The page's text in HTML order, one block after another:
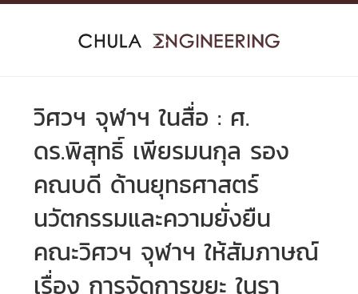
Skip
วิศวฯ จุฬาฯ ในสื่อ : ศ.
ดร.พิสุทธิ์ เพียรมนกุล รอง
คณบดี ด้านยุทธศาสตร์
นวัตกรรมและความยั่งยืน
คณะวิศวฯ จุฬาฯ ให้สัมภาษณ์
เรื่อง การจัดการขยะ ในรา